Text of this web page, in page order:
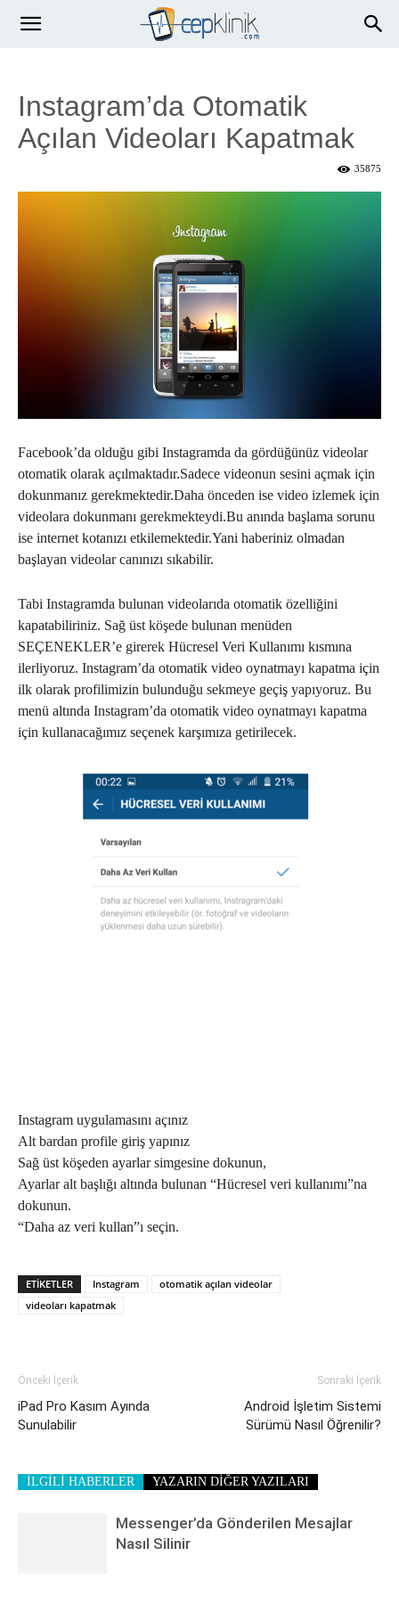
Instagram’da Otomatik
Açılan Videoları Kapatmak
35875
Facebook’da olduğu gibi Instagramda da gördüğünüz videolar
otomatik olarak açılmaktadır.Sadece videonun sesini açmak için
dokunmanız gerekmektedir.Daha önceden ise video izlemek için
videolara dokunmanı gerekmekteydi.Bu anında başlama sorunu
ise internet kotanızı etkilemektedir.Yani haberiniz olmadan
başlayan videolar canınızı sıkabilir.
Tabi Instagramda bulunan videolarıda otomatik özelliğini
kapatabiliriniz. Sağ üst köşede bulunan menüden
SEÇENEKLER’e girerek Hücresel Veri Kullanımı kısmına
ilerliyoruz. Instagram’da otomatik video oynatmayı kapatma için
ilk olarak profilimizin bulunduğu sekmeye geçiş yapıyoruz. Bu
menü altında Instagram’da otomatik video oynatmayı kapatma
için kullanacağımız seçenek karşımıza getirilecek.
Instagram uygulamasını açınız
Alt bardan profile giriş yapınız
Sağ üst köşeden ayarlar simgesine dokunun,
Ayarlar alt başlığı altında bulunan “Hücresel veri kullanımı”na
dokunun.
“Daha az veri kullan”ı seçin.
ETIKETLER Instagram
otomatik açılan videolar
videoları kapatmak
Önceki İçerik
iPad Pro Kasım Ayında
Sunulabilir
Sonraki İçerik
Android İşletim Sistemi
Sürümü Nasıl Öğrenilir?
İLGİLİ HABERLER YAZARIN DİĞER YAZILARI
Messenger’da Gönderilen Mesajlar
Nasıl Silinir